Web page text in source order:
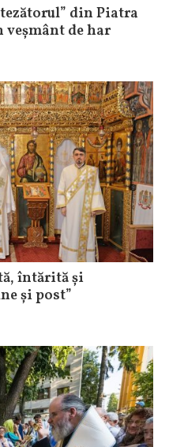
din Piatra
veșmânt de har
întărită și
și post”